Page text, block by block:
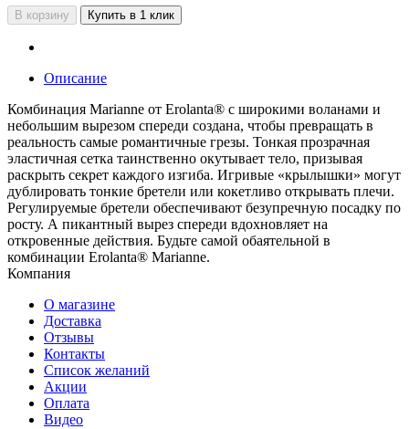
В корзину Купить в 1 клик
Описание
Комбинация Marianne от Erolanta® с широкими воланами и
небольшим вырезом спереди создана, чтобы превращать в
реальность самые романтичные грезы. Тонкая прозрачная
эластичная сетка таинственно окутывает тело, призывая
раскрыть секрет каждого изгиба. Игривые «крылышки» могут
дублировать тонкие бретели или кокетливо открывать плечи.
Регулируемые бретели обеспечивают безупречную посадку по
росту. А пикантный вырез спереди вдохновляет на
откровенные действия. Будьте самой обаятельной в
комбинации Erolanta® Marianne.
Компания
О магазине
Доставка
Отзывы
Контакты
Список желаний
Акции
Оплата
Видео